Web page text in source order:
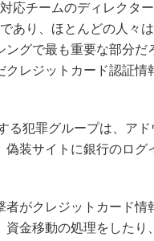
応チームのディレクタ
あり、ほとんどの人々
グで最も重要な部分だ
レジットカード認証情
犯罪グループは、アド
装サイトに銀行のログ
がクレジットカード情
金移動の処理をしたり